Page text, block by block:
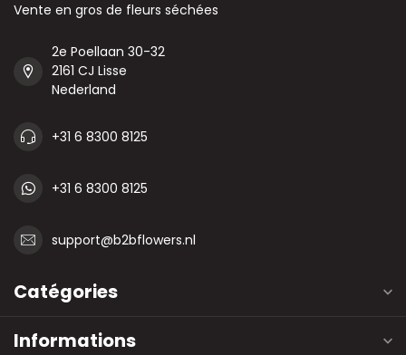
Vente en gros de fleurs séchées
2e Poellaan 30-32
2161 CJ Lisse
Nederland
+31 6 8300 8125
+31 6 8300 8125
support@b2bflowers.nl
Catégories
Informations